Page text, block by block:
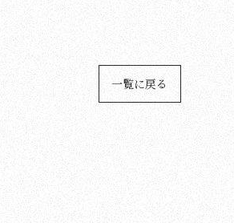
一覧に戻る